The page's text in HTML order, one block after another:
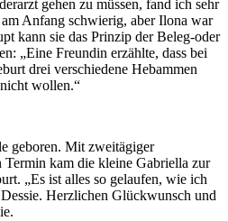
gehen zu müssen, fand ich sehr
Anfang schwierig, aber Ilona war
kann sie das Prinzip der Beleg-oder
„Eine Freundin erzählte, dass bei
drei verschiedene Hebammen
wollen.“
geboren. Mit zweitägiger
Termin kam die kleine Gabriella zur
„Es ist alles so gelaufen, wie ich
Herzlichen Glückwunsch und